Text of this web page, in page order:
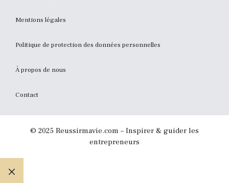
Mentions légales
Politique de protection des données personnelles
À propos de nous
Contact
© 2025 Reussirmavie.com – Inspirer & guider les
entrepreneurs